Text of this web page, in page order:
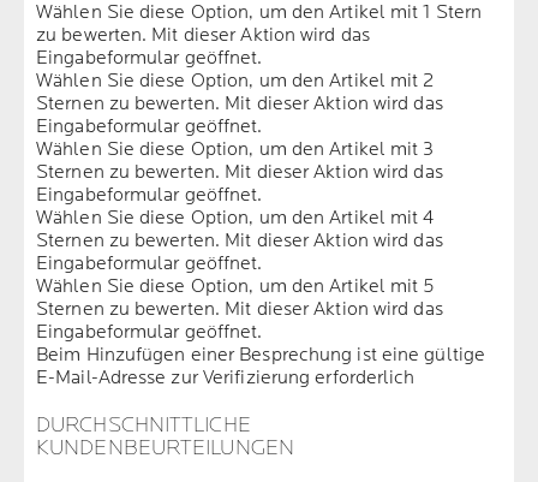
Wählen Sie diese Option, um den Artikel mit 1 Stern
zu bewerten. Mit dieser Aktion wird das
Eingabeformular geöffnet.
Wählen Sie diese Option, um den Artikel mit 2
Sternen zu bewerten. Mit dieser Aktion wird das
Eingabeformular geöffnet.
Wählen Sie diese Option, um den Artikel mit 3
Sternen zu bewerten. Mit dieser Aktion wird das
Eingabeformular geöffnet.
Wählen Sie diese Option, um den Artikel mit 4
Sternen zu bewerten. Mit dieser Aktion wird das
Eingabeformular geöffnet.
Wählen Sie diese Option, um den Artikel mit 5
Sternen zu bewerten. Mit dieser Aktion wird das
Eingabeformular geöffnet.
Beim Hinzufügen einer Besprechung ist eine gültige
E-Mail-Adresse zur Verifizierung erforderlich
DURCHSCHNITTLICHE
KUNDENBEURTEILUNGEN